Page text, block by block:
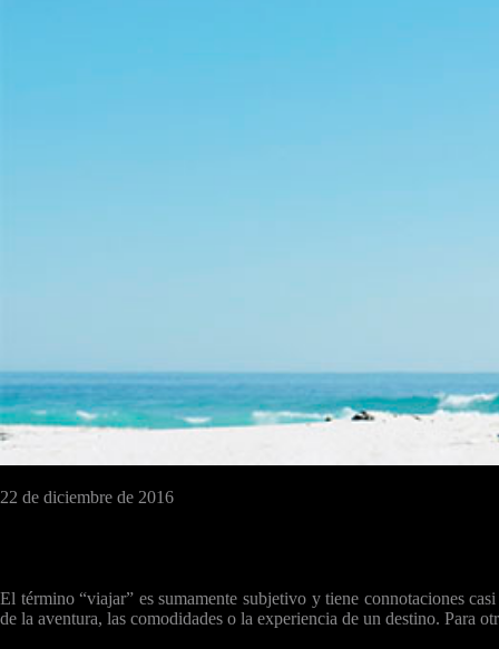
22 de diciembre de 2016
El término “viajar” es sumamente subjetivo y tiene connotaciones
de la aventura, las comodidades o la experiencia de un destino. Para